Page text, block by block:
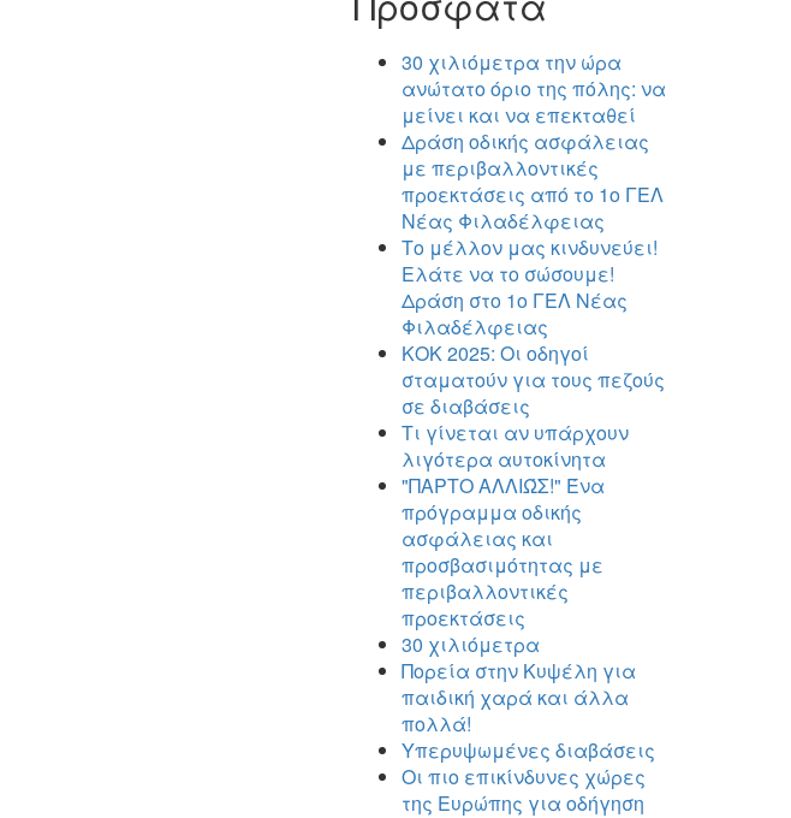
30 χιλιόμετρα την ώρα
ανώτατο όριο της πόλης: να
μείνει και να επεκταθεί
Δράση οδικής ασφάλειας
με περιβαλλοντικές
προεκτάσεις από το 1ο ΓΕΛ
Νέας Φιλαδέλφειας
Το μέλλον μας κινδυνεύει!
Ελάτε να το σώσουμε!
Δράση στο 1ο ΓΕΛ Νέας
Φιλαδέλφειας
ΚΟΚ 2025: Οι οδηγοί
σταματούν για τους πεζούς
σε διαβάσεις
Τι γίνεται αν υπάρχουν
λιγότερα αυτοκίνητα
"ΠΑΡΤΟ ΑΛΛΙΏΣ!" Ένα
πρόγραμμα οδικής
ασφάλειας και
προσβασιμότητας με
περιβαλλοντικές
προεκτάσεις
30 χιλιόμετρα
Πορεία στην Κυψέλη για
παιδική χαρά και άλλα
πολλά!
Υπερυψωμένες διαβάσεις
Οι πιο επικίνδυνες χώρες
της Ευρώπης για οδήγηση